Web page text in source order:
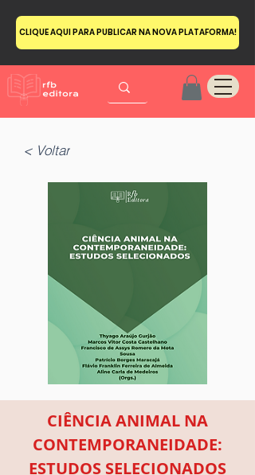
CLIQUE AQUI PARA PUBLICAR NA NOVA PLATAFORMA!
< Voltar
CIÊNCIA ANIMAL NA
CONTEMPORANEIDADE:
ESTUDOS SELECIONADOS